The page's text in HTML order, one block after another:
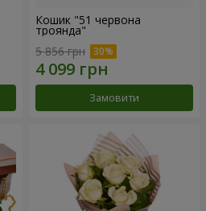
Кошик "51 червона
троянда"
5 856 грн
Замовити